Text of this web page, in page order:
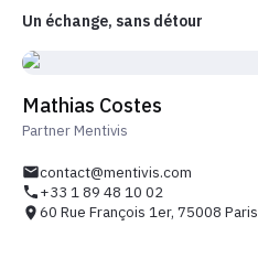
Un échange, sans détour
Mathias Costes
Partner Mentivis
contact@mentivis.com
+33 1 89 48 10 02
60 Rue François 1er, 75008 Paris